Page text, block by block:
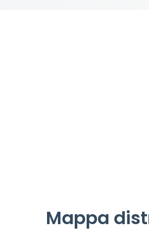
Mappa